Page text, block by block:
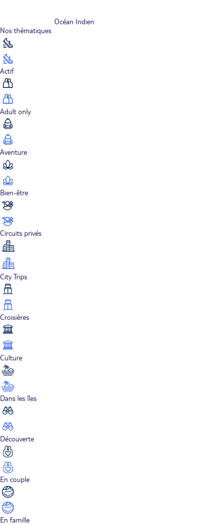
Océan Indien
Nos thématiques
Actif
Adult only
Aventure
Bien-être
Circuits privés
City Trips
Croisières
Culture
Dans les îles
Découverte
En couple
En famille